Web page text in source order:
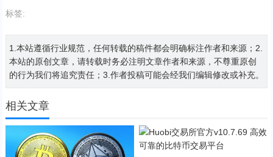
标签:
1.本站遵循行业规范，任何转载的稿件都会明确标注作者和来源；2.
本站的原创文章，请转载时务必注明文章作者和来源，不尊重原创
的行为我们将追究责任；3.作者投稿可能会经我们编辑修改或补充。
相关文章